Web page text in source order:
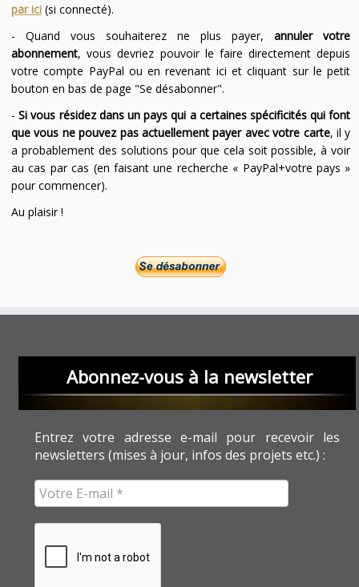
par ici(si connecté).
- Quand vous souhaiterez ne plus payer,annuler votre
abonnement, vous devriez pouvoir le faire directement depuis
votre compte PayPal ou en revenant ici et cliquant sur le petit
bouton en bas de page "Se désabonner".
-Si vous résidez dans un pays qui a certaines spécificités qui font
que vous ne pouvez pas actuellement payer avec votre carte, il y
a probablement des solutions pour que cela soit possible, à voir
au cas par cas (en faisant une recherche « PayPal+votre pays »
pour commencer).
Au plaisir !
Abonnez-vous à la newsletter
Entrez votre adresse e-mail pour recevoir les
newsletters (mises à jour, infos des projets etc.) :